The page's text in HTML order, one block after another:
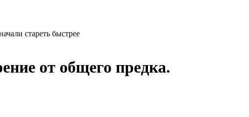
стареть быстрее
от общего предка.